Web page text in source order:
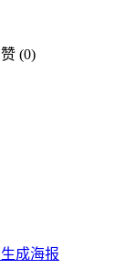
赞 (0)
生成海报